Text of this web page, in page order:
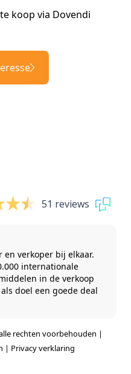
koop via Dovendi
51 reviews
verkoper bij elkaar.
internationale
in de verkoop
doel een goede deal
rechten voorbehouden |
| Privacy verklaring